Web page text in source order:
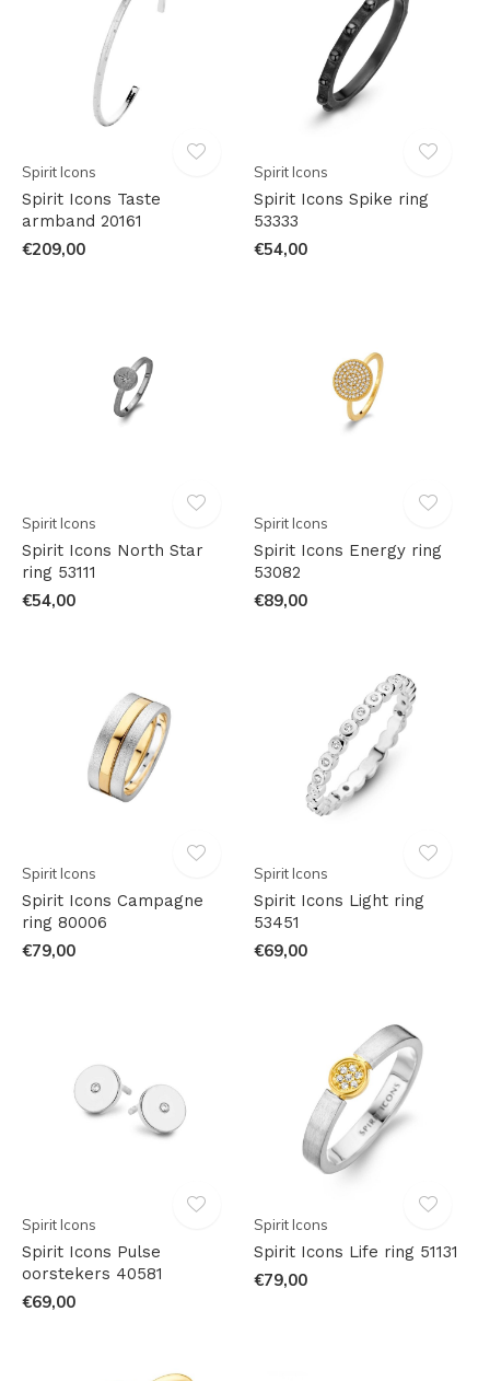
Spirit Icons
Spirit Icons Taste
armband 20161
€209,00
Spirit Icons
Spirit Icons Spike ring
53333
€54,00
Spirit Icons
Spirit Icons North Star
ring 53111
€54,00
Spirit Icons
Spirit Icons Energy ring
53082
€89,00
Spirit Icons
Spirit Icons Campagne
ring 80006
€79,00
Spirit Icons
Spirit Icons Light ring
53451
€69,00
Spirit Icons
Spirit Icons Pulse
oorstekers 40581
€69,00
Spirit Icons
Spirit Icons Life ring 51131
€79,00